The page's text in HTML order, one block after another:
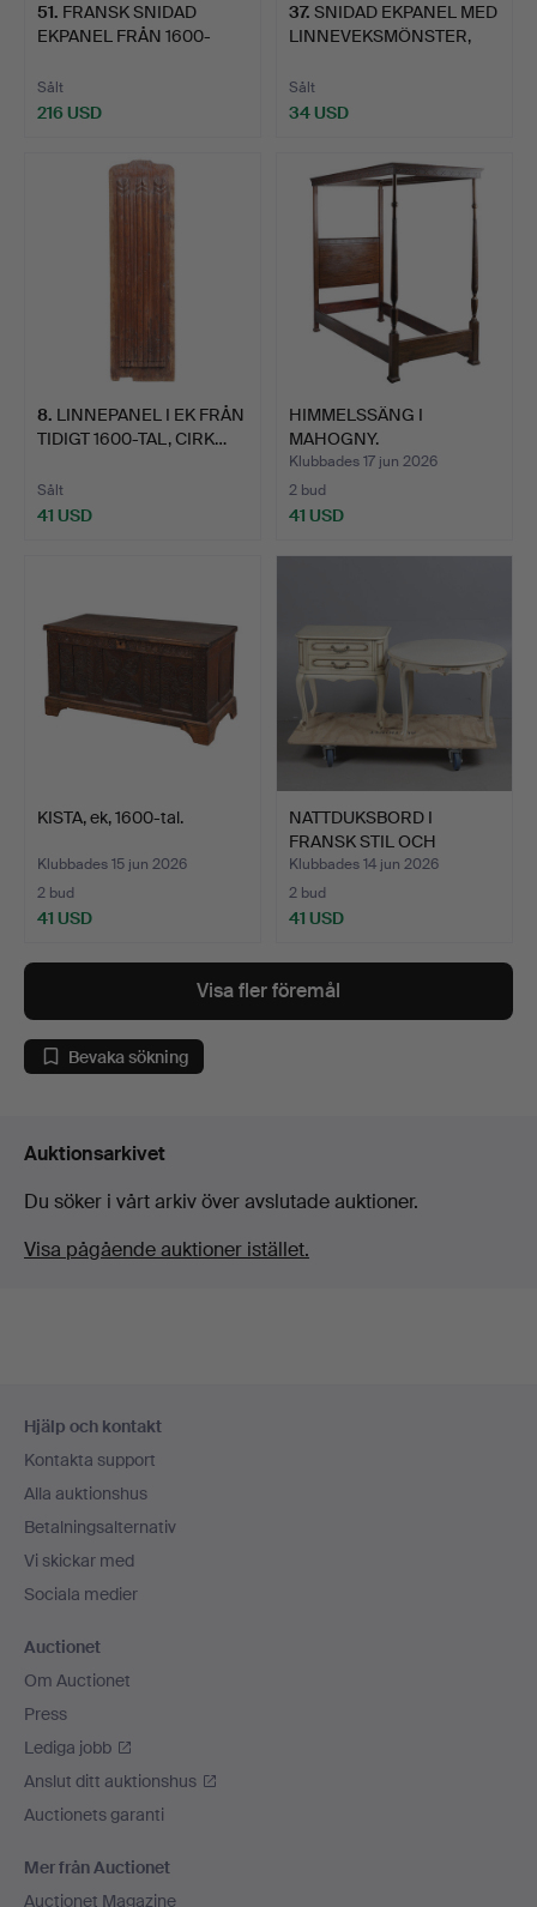
51. FRANSK SNIDAD
EKPANEL FRÅN 1600-
Sålt
216 USD
37. SNIDAD EKPANEL MED
LINNEVEKSMÖNSTER,
Sålt
34 USD
8. LINNEPANEL I EK FRÅN
TIDIGT 1600-TAL, CIRK…
Sålt
41 USD
HIMMELSSÄNG I
MAHOGNY.
Klubbades 17 jun 2026
2 bud
41 USD
KISTA, ek, 1600-tal.
Klubbades 15 jun 2026
2 bud
41 USD
NATTDUKSBORD I
FRANSK STIL OCH
LIKNANDE SO…
Klubbades 14 jun 2026
2 bud
41 USD
Visa fler föremål
Bevaka sökning
Auktionsarkivet
Du söker i vårt arkiv över avslutade auktioner.
Visa pågående auktioner istället.
Hjälp och kontakt
Kontakta support
Alla auktionshus
Betalningsalternativ
Vi skickar med
Sociala medier
Auctionet
Om Auctionet
Press
Lediga jobb
Anslut ditt auktionshus
Auctionets garanti
Mer från Auctionet
Auctionet Magazine